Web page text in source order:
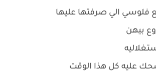
فلوسي الي صرفتها عليها
بيهن
عليه كل هذا الوقت